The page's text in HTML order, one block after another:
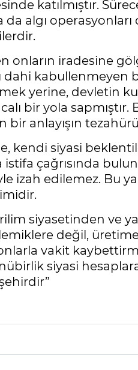
katılmıştır.
da algı
onların iradesine
dahi kabullenmeyen
yerine, devletin
bir yola
bir anlayışın
kendi siyasi
çağrısında
izah edilemez. Bu
siyasetinden ve
değil,
vakit
siyasi